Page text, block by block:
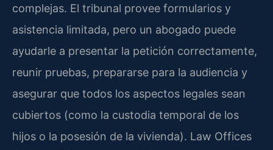
complejas. El tribunal provee formularios y
asistencia limitada, pero un abogado puede
ayudarle a presentar la petición correctamente,
reunir pruebas, prepararse para la audiencia y
asegurar que todos los aspectos legales sean
cubiertos (como la custodia temporal de los
hijos o la posesión de la vivienda). Law Offices